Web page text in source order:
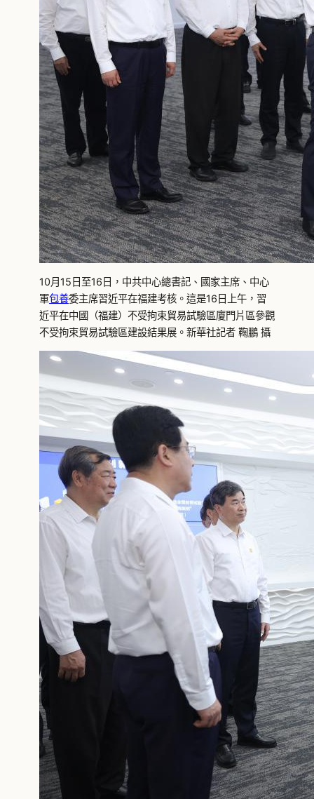
10月15日至16日，中共中心總書記、國家主席、中心
軍包養委主席習近平在福建考核。這是16日上午，習
近平在中國（福建）不受拘束貿易試驗區廈門片區參觀
不受拘束貿易試驗區建設結果展。新華社記者 鞠鵬 攝